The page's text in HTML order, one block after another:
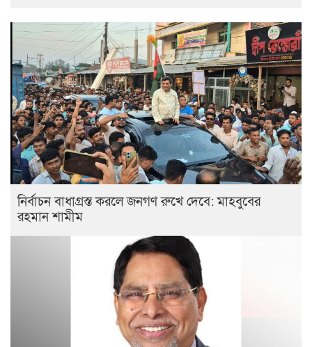
নির্বাচন বাধাগ্রস্ত করলে জনগণ রুখে দেবে: মাহবুবের
রহমান শামীম